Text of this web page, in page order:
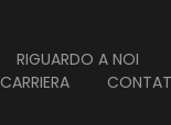
RIGUARDO A NOI
CARRIERA